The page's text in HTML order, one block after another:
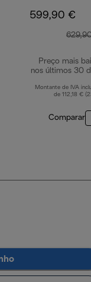
599,90 €
Preço mais
nos últimos 30
Montante de IVA
de 112,18 €
Comparar